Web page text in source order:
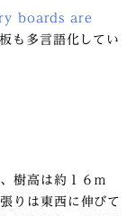
boards are
も多言語化してい
樹高は約１６ｍ
りは東西に伸びて